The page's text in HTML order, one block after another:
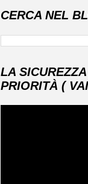
CERCA NEL
LA
PRIORITÀ (